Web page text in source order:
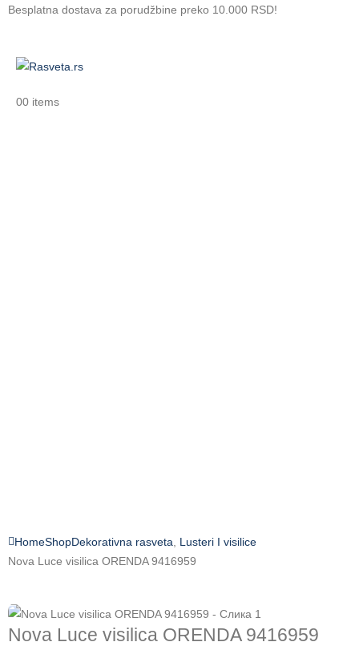
Besplatna dostava za porudžbine preko 10.000 RSD!
00 items
HomeShopDekorativna rasveta, Lusteri I visilice
Nova Luce visilica ORENDA 9416959
Nova Luce visilica ORENDA 9416959